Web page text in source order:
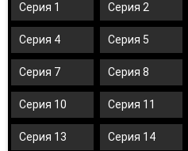
Серия 1 Серия 2
Серия 4 Серия 5
Серия 7 Серия 8
Серия 10 Серия 11
Серия 13 Серия 14